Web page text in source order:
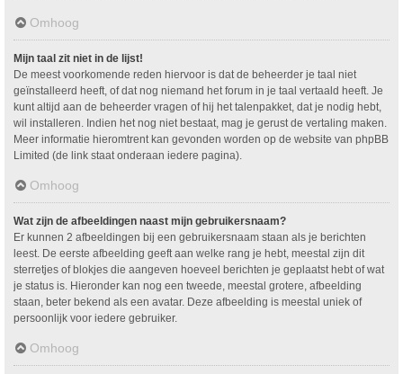
Omhoog
Mijn taal zit niet in de lijst!
De meest voorkomende reden hiervoor is dat de beheerder je taal niet
geïnstalleerd heeft, of dat nog niemand het forum in je taal vertaald heeft. Je
kunt altijd aan de beheerder vragen of hij het talenpakket, dat je nodig hebt,
wil installeren. Indien het nog niet bestaat, mag je gerust de vertaling maken.
Meer informatie hieromtrent kan gevonden worden op de website van phpBB
Limited (de link staat onderaan iedere pagina).
Omhoog
Wat zijn de afbeeldingen naast mijn gebruikersnaam?
Er kunnen 2 afbeeldingen bij een gebruikersnaam staan als je berichten
leest. De eerste afbeelding geeft aan welke rang je hebt, meestal zijn dit
sterretjes of blokjes die aangeven hoeveel berichten je geplaatst hebt of wat
je status is. Hieronder kan nog een tweede, meestal grotere, afbeelding
staan, beter bekend als een avatar. Deze afbeelding is meestal uniek of
persoonlijk voor iedere gebruiker.
Omhoog